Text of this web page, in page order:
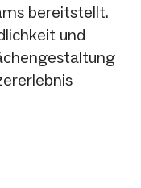
bereitstellt.
und